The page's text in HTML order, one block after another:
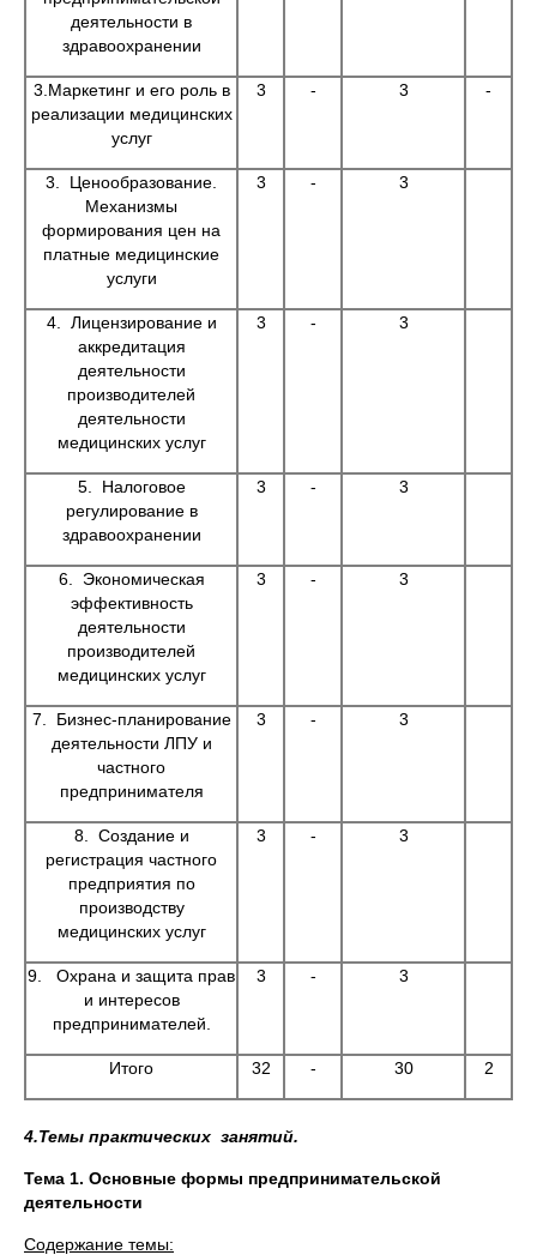
деятельности в
здравоохранении
3.Маркетинг и его роль в
реализации медицинских
услуг
3 - 3 -
3. Ценообразование.
Механизмы
формирования цен на
платные медицинские
услуги
3 - 3
4. Лицензирование и
аккредитация
деятельности
производителей
деятельности
медицинских услуг
3 - 3
5. Налоговое
регулирование в
здравоохранении
3 - 3
6. Экономическая
эффективность
деятельности
производителей
медицинских услуг
3 - 3
7. Бизнес-планирование
деятельности ЛПУ и
частного
предпринимателя
3 - 3
8. Создание и
регистрация частного
предприятия по
производству
медицинских услуг
3 - 3
9. Охрана и защита прав
и интересов
предпринимателей.
3 - 3
Итого 32 - 30 2
4.Темы практических занятий.
Тема 1. Основные формы предпринимательской
деятельности
Содержание темы: